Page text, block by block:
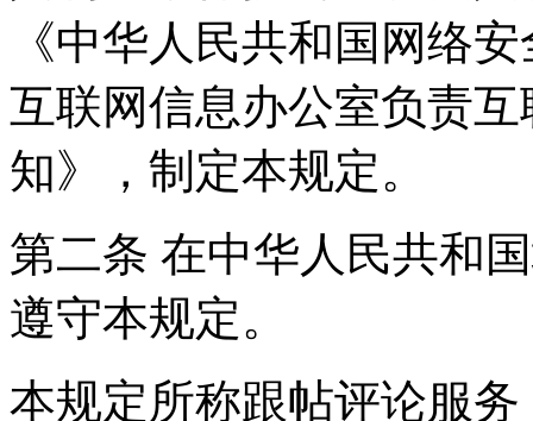
《中华人民共和国网络
互联网信息办公室负责
知》，制定本规定。
第二条 在中华人民共和
遵守本规定。
本规定所称跟帖评论服